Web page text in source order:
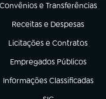
Convênios e Transferências
(abre em nova aba)
Receitas e Despesas
(abre em nova aba)
Licitações e Contratos
(abre em nova aba)
Empregados Públicos
(abre em nova aba)
Informações Classificadas
(abre em nova aba)